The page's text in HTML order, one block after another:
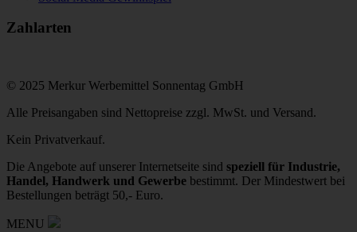
Zahlarten
© 2025 Merkur Werbemittel Sonnentag GmbH
Alle Preisangaben sind Nettopreise zzgl. MwSt. und Versand.
Kein Privatverkauf.
Die Angebote auf unserer Internetseite sind speziell für Industrie,
Handel, Handwerk und Gewerbe bestimmt. Der Mindestwert bei
Bestellungen beträgt 50,- Euro.
MENU